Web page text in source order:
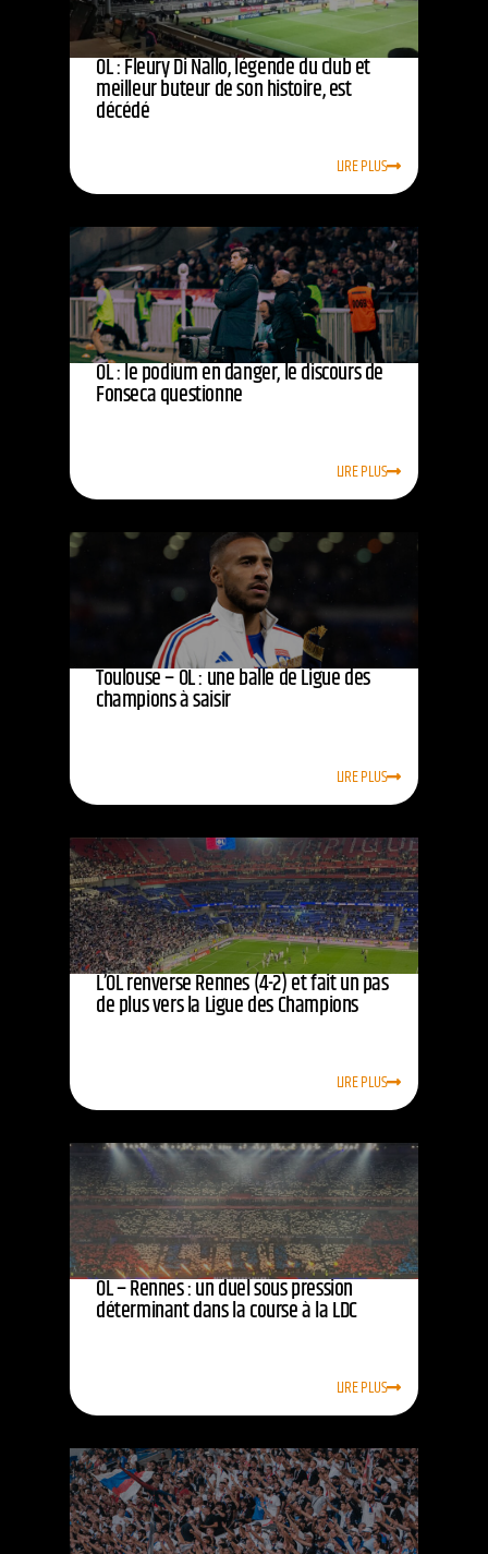
OL : Fleury Di Nallo, légende du club et
meilleur buteur de son histoire, est
décédé
LIRE PLUS
OL : le podium en danger, le discours de
Fonseca questionne
LIRE PLUS
Toulouse – OL : une balle de Ligue des
champions à saisir
LIRE PLUS
L’OL renverse Rennes (4-2) et fait un pas
de plus vers la Ligue des Champions
LIRE PLUS
OL – Rennes : un duel sous pression
déterminant dans la course à la LDC
LIRE PLUS